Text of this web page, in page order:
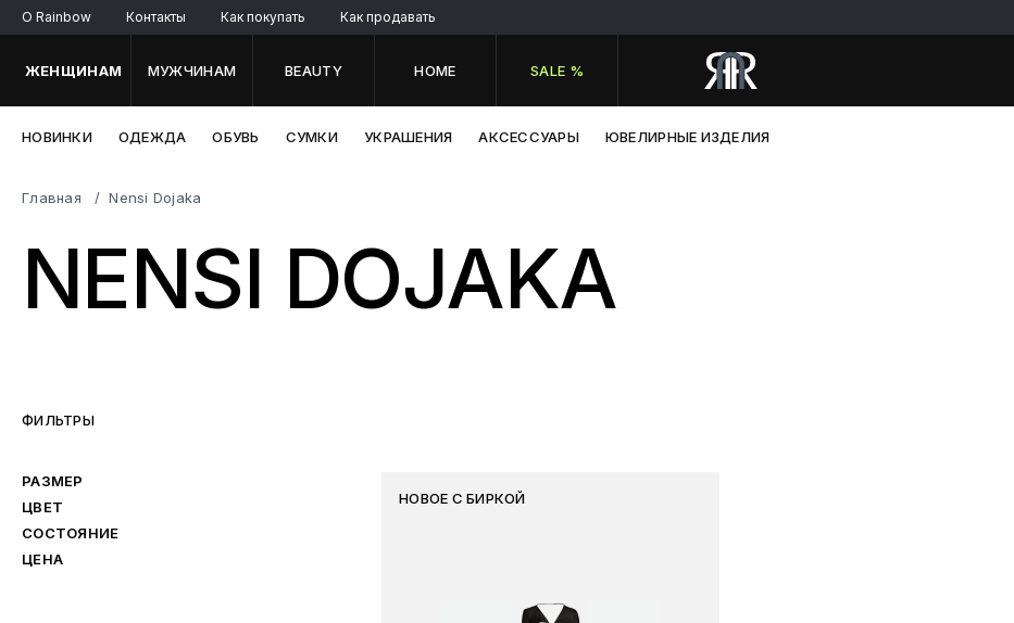
O Rainbow Контакты Как покупать Как продавать
ЖЕНЩИНАМ МУЖЧИНАМ BEAUTY HOME SALE %
НОВИНКИ ОДЕЖДА ОБУВЬ СУМКИ УКРАШЕНИЯ АКСЕССУАРЫ ЮВЕЛИРНЫЕ ИЗДЕЛИЯ
Главная Nensi Dojaka
NENSI DOJAKA
ФИЛЬТРЫ
РАЗМЕР
ЦВЕТ
СОСТОЯНИЕ
ЦЕНА
НОВОЕ С БИРКОЙ